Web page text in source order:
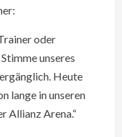
oder
unseres
Heute
lange in unseren
Allianz Arena.“